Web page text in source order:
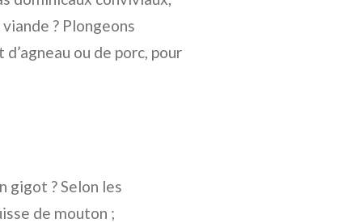
? Plongeons
ou de porc, pour
gigot ? Selon les
de mouton ;